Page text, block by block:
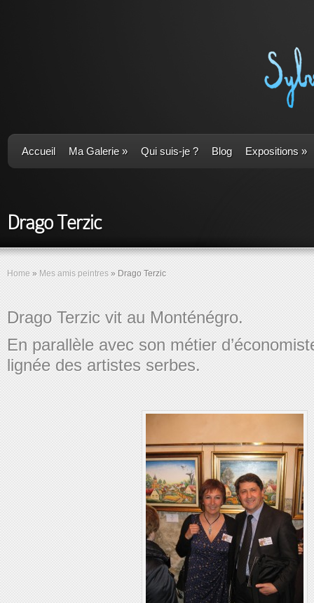
Accueil Ma Galerie» Qui suis-je ? Blog Expositions »
Drago Terzic
Home » Mes amis peintres » Drago Terzic
Drago Terzic vit au Monténégro.
En parallèle avec son métier
lignée des artistes serbes.